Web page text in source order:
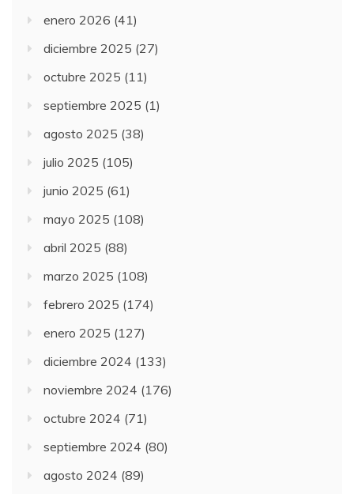
enero 2026 (41)
diciembre 2025 (27)
octubre 2025 (11)
septiembre 2025 (1)
agosto 2025 (38)
julio 2025 (105)
junio 2025 (61)
mayo 2025 (108)
abril 2025 (88)
marzo 2025 (108)
febrero 2025 (174)
enero 2025 (127)
diciembre 2024 (133)
noviembre 2024 (176)
octubre 2024 (71)
septiembre 2024 (80)
agosto 2024 (89)